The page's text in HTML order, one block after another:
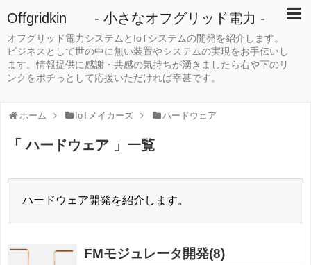
Offgridkin - 小さなオフグリッド電力 -
オフグリッド電力システムとIoTシステムの開発を紹介します。
ビジネスとして世の中に無い装置やシステムの実現をお手伝いし
ます。情報提供に感謝・共感の気持ちが湧きましたら右や下のリ
ンクをポチっとして応援いただければ幸甚です。
ホーム IoTメイカーズ ハードウェア
「 ハードウェア 」一覧
ハードウェア開発を紹介します。
FMモジュレータ開発(8)